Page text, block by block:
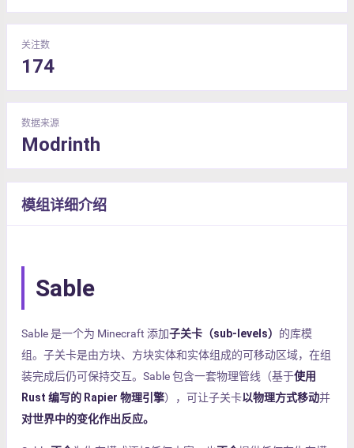
关注数
174
数据来源
Modrinth
模组详细介绍
Sable
Sable 是一个为 Minecraft 添加子关卡（sub-levels） 的库模
组。子关卡是由方块、方块实体和实体组成的可移动区域，在组
装完成后仍可保持交互。Sable 包含一套物理管线（基于使用
Rust 编写的 Rapier 物理引擎），可让子关卡以物理方式移动并
对世界中的变化作出反应。